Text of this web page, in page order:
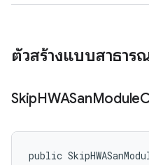
ตัวสร้างแบบสาธาร
SkipHWASanModule
public